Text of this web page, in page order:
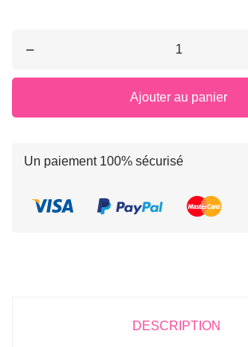
–
Ajouter au panier
Un paiement 100% sécurisé
DESCRIPTION